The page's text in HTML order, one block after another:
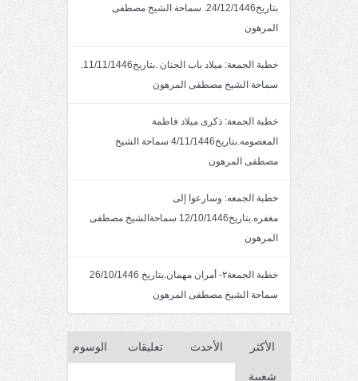
بتاريخ24/12/1446. سماحة الشيخ مصطفى
المرهون
خطبة الجمعة: ميلاد باب الجنان .بتاريخ11/11/1446.
سماحة الشيخ مصطفى المرهون
خطبة الجمعة: ذكرى ميلاد فاطمة
المعصومه.بتاريخ4/11/1446 سماحة الشيخ
مصطفى المرهون
خطبة الجمعه: وسارعوا إلى
مغفره.بتاريخ12/10/1446 سماحةالشيخ مصطفى
المرهون
خطبة الجمعة٢- أمران مهمان.بتاريخ 26/10/1446
سماحة الشيخ مصطفى المرهون
الأكثر
شعبية
الأحدث تعليقات الوسوم